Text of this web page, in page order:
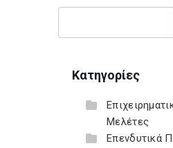
Κατηγορίες
Μελέτες
Επενδυτικά